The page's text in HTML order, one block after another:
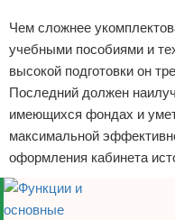
Чем сложнее
учебными пособиями и
высокой подготовки он
Последний должен
имеющихся фондах и
максимальной
оформления кабинета